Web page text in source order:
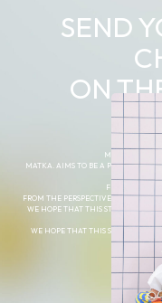
SEND
ON
MATKA. IS A
MATKA. AIMS TO BE A PLACE
FROM THE
FROM THE PERSPECTIVE OF A
WE HOPE THAT THIS STUDIO WILL
WE HOPE THAT THIS STUDIO WILL